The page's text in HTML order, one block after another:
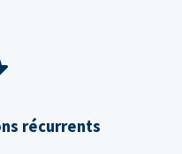
récurrents